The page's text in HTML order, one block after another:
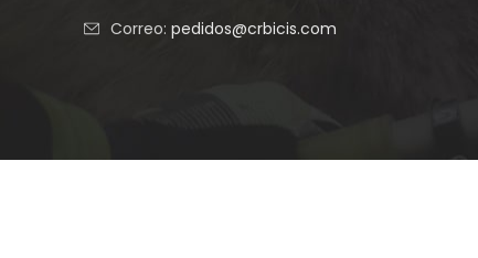
Correo: pedidos@crbicis.com